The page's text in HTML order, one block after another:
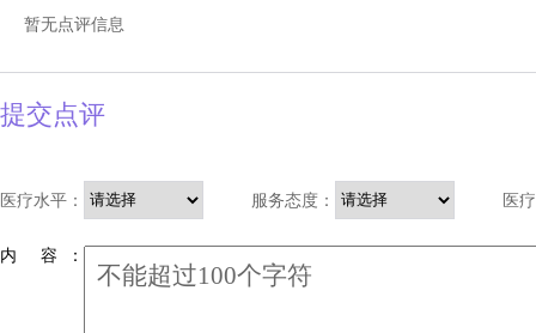
暂无点评信息
提交点评
医疗水平： 服务态度： 医
内 容 ：